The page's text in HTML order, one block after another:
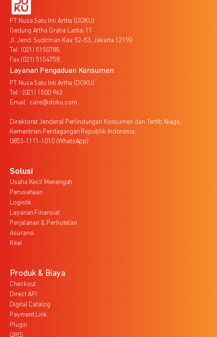
PT Nusa Satu Inti Artha (DOKU)
Gedung Artha Graha Lantai 11
Jl. Jend. Sudirman Kav. 52-53, Jakarta 12190
Tel. (021) 5150785,
Fax (021) 5154758
Layanan Pengaduan Konsumen
PT Nusa Satu Inti Artha (DOKU)
Tel : (021) 1500 963
Email : care@doku.com
Direktorat Jenderal Perlindungan Konsumen dan Tertib Niaga,
Kementrian Perdagangan Republik Indonesia,
0853-1111-1010 (WhatsApp)
Solusi
Usaha Kecil Menengah
Perusahaan
Logistik
Layanan Finansial
Perjalanan & Perhotelan
Asuransi
Ritel
Produk & Biaya
Checkout
Direct API
Digital Catalog
Payment Link
Plugin
QRIS